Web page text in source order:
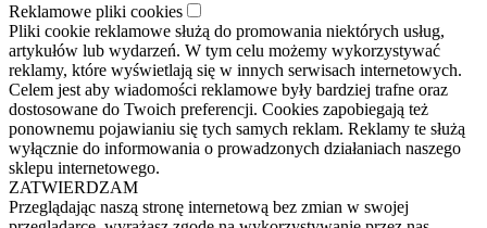
Reklamowe pliki cookies
Pliki cookie reklamowe służą do promowania niektórych usług,
artykułów lub wydarzeń. W tym celu możemy wykorzystywać
reklamy, które wyświetlają się w innych serwisach internetowych.
Celem jest aby wiadomości reklamowe były bardziej trafne oraz
dostosowane do Twoich preferencji. Cookies zapobiegają też
ponownemu pojawianiu się tych samych reklam. Reklamy te służą
wyłącznie do informowania o prowadzonych działaniach naszego
sklepu internetowego.
ZATWIERDZAM
Przeglądając naszą stronę internetową bez zmian w swojej